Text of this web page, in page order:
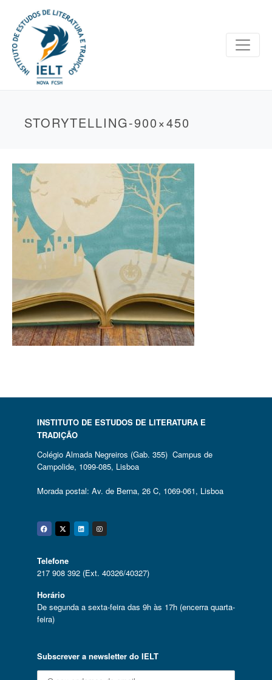
STORYTELLING-900×450
INSTITUTO DE ESTUDOS DE LITERATURA E
TRADIÇÃO
Colégio Almada Negreiros (Gab. 355) Campus de
Campolide, 1099-085, Lisboa
Morada postal: Av. de Berna, 26 C, 1069-061, Lisboa
Facebook
Twitter
Linkedin
Instagram
Telefone
217 908 392 (Ext. 40326/40327)
Horário
De segunda a sexta-feira das 9h às 17h (encerra quarta-
feira)
Subscrever a newsletter do IELT